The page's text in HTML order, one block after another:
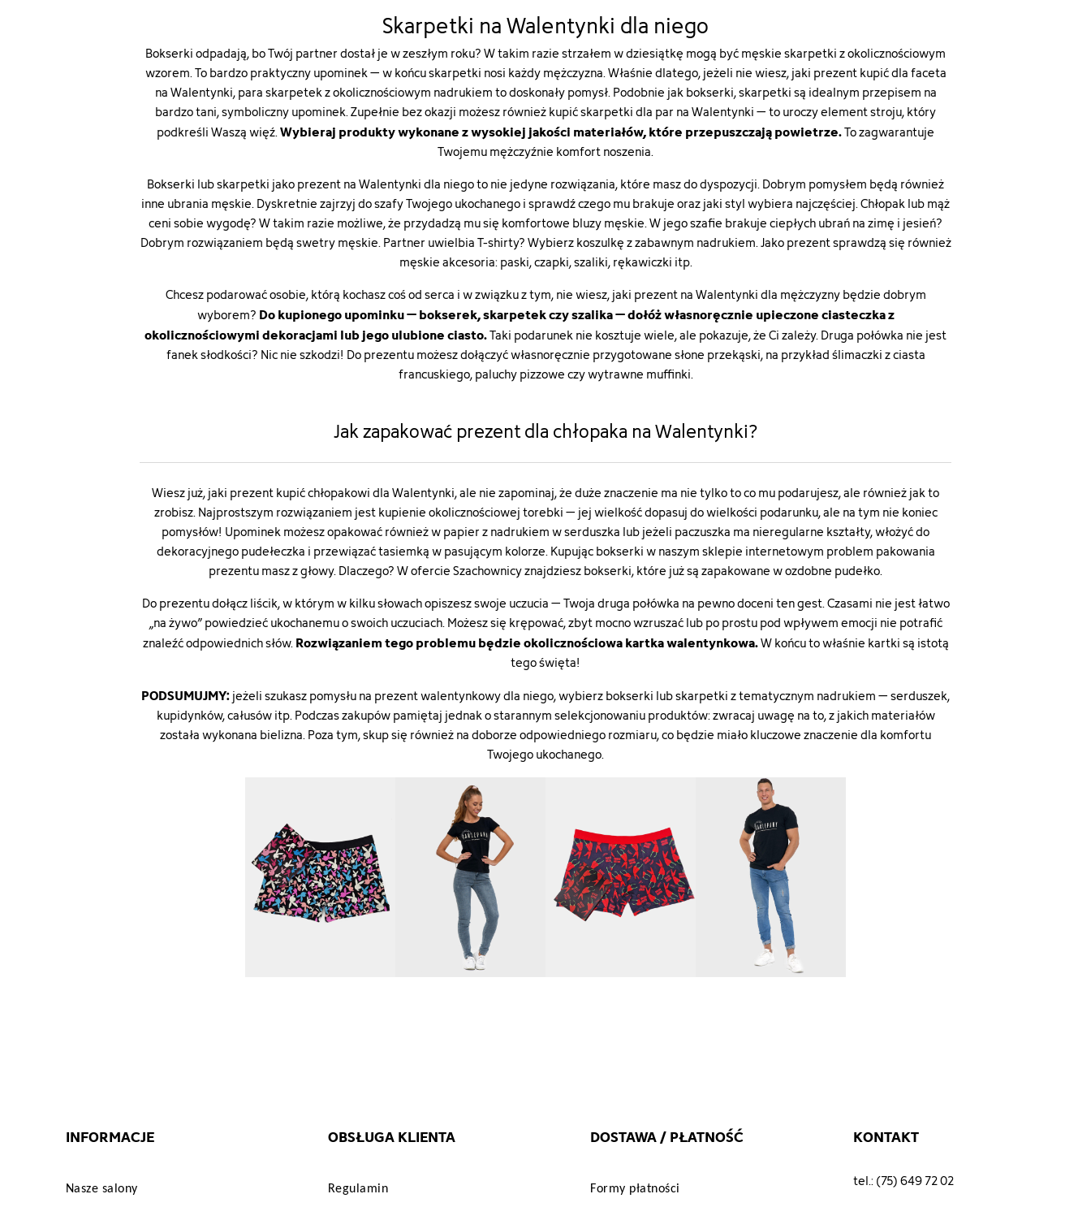
Skarpetki na Walentynki dla niego
Bokserki odpadają, bo Twój partner dostał je w zeszłym roku? W takim razie strzałem w dziesiątkę mogą byćmęskie skarpetkiz okolicznościowym
wzorem. To bardzo praktyczny upominek – w końcu skarpetki nosi każdy mężczyzna. Właśnie dlatego, jeżeli nie wiesz, jaki prezent kupić dla faceta
na Walentynki, para skarpetek z okolicznościowym nadrukiem to doskonały pomysł. Podobnie jak bokserki, skarpetki są idealnym przepisem na
bardzo tani, symboliczny upominek. Zupełnie bez okazji możesz również kupić skarpetki dla par na Walentynki – to uroczy element stroju, który
podkreśli Waszą więź.Wybieraj produkty wykonane z wysokiej jakości materiałów, które przepuszczają powietrze.To zagwarantuje
Twojemu mężczyźnie komfort noszenia.
Bokserki lub skarpetki jako prezent na Walentynki dla niego to nie jedyne rozwiązania, które masz do dyspozycji. Dobrym pomysłem będą również
inne ubrania męskie. Dyskretnie zajrzyj do szafy Twojego ukochanego i sprawdź czego mu brakuje oraz jaki styl wybiera najczęściej. Chłopak lub mąż
ceni sobie wygodę? W takim razie możliwe, że przydadzą mu się komfortowe bluzy męskie. W jego szafie brakuje ciepłych ubrań na zimę i jesień?
Dobrym rozwiązaniem będąswetry męskie. Partner uwielbia T-shirty? Wybierz koszulkę z zabawnym nadrukiem. Jako prezent sprawdzą się również
męskie akcesoria: paski, czapki, szaliki, rękawiczki itp.
Chcesz podarować osobie, którą kochasz coś od serca i w związku z tym, nie wiesz, jaki prezent na Walentynki dla mężczyzny będzie dobrym
wyborem? Do kupionego upominku – bokserek, skarpetek czy szalika – dołóż własnoręcznie upieczone ciasteczka z
okolicznościowymi dekoracjami lub jego ulubione ciasto.Taki podarunek nie kosztuje wiele, ale pokazuje, że Ci zależy. Druga połówka nie jest
fanek słodkości? Nic nie szkodzi! Do prezentu możesz dołączyć własnoręcznie przygotowane słone przekąski, na przykład ślimaczki z ciasta
francuskiego, paluchy pizzowe czy wytrawne muffinki.
Jak zapakować prezent dla chłopaka na Walentynki?
Wiesz już, jaki prezent kupić chłopakowi dla Walentynki, ale nie zapominaj, że duże znaczenie ma nie tylko to co mu podarujesz, ale również jak to
zrobisz. Najprostszym rozwiązaniem jest kupienie okolicznościowej torebki – jej wielkość dopasuj do wielkości podarunku, ale na tym nie koniec
pomysłów! Upominek możesz opakować również w papier z nadrukiem w serduszka lub jeżeli paczuszka ma nieregularne kształty, włożyć do
dekoracyjnego pudełeczka i przewiązać tasiemką w pasującym kolorze. Kupując bokserki w naszym sklepie internetowym problem pakowania
prezentu masz z głowy. Dlaczego? W ofercie Szachownicy znajdziesz bokserki, które już są zapakowane w ozdobne pudełko.
Do prezentu dołącz liścik, w którym w kilku słowach opiszesz swoje uczucia – Twoja druga połówka na pewno doceni ten gest. Czasami nie jest łatwo
„na żywo” powiedzieć ukochanemu o swoich uczuciach. Możesz się krępować, zbyt mocno wzruszać lub po prostu pod wpływem emocji nie potrafić
znaleźć odpowiednich słów.Rozwiązaniem tego problemu będzie okolicznościowa kartka walentynkowa.W końcu to właśnie kartki są istotą
tego święta!
PODSUMUJMY:jeżeli szukasz pomysłu na prezent walentynkowy dla niego, wybierz bokserki lub skarpetki z tematycznym nadrukiem – serduszek,
kupidynków, całusów itp. Podczas zakupów pamiętaj jednak o starannym selekcjonowaniu produktów: zwracaj uwagę na to, z jakich materiałów
została wykonana bielizna. Poza tym, skup się również na doborze odpowiedniego rozmiaru, co będzie miało kluczowe znaczenie dla komfortu
Twojego ukochanego.
INFORMACJE
Nasze salony
OBSŁUGA KLIENTA
Regulamin
DOSTAWA / PŁATNOŚĆ
Formy płatności
KONTAKT
tel.: (75) 649 72 02